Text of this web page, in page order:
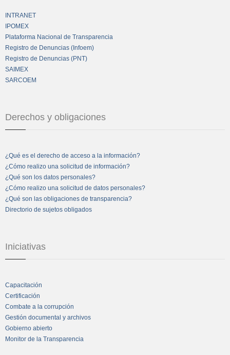
INTRANET
IPOMEX
Plataforma Nacional de Transparencia
Registro de Denuncias (Infoem)
Registro de Denuncias (PNT)
SAIMEX
SARCOEM
Derechos y obligaciones
¿Qué es el derecho de acceso a la información?
¿Cómo realizo una solicitud de información?
¿Qué son los datos personales?
¿Cómo realizo una solicitud de datos personales?
¿Qué son las obligaciones de transparencia?
Directorio de sujetos obligados
Iniciativas
Capacitación
Certificación
Combate a la corrupción
Gestión documental y archivos
Gobierno abierto
Monitor de la Transparencia